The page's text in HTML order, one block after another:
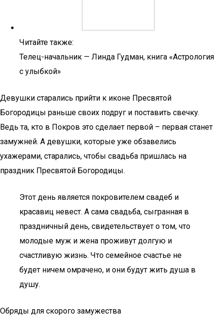
Читайте также:
Телец-начальник — Линда Гудман, книга «Астрология
с улыбкой»
Девушки старались прийти к иконе Пресвятой
Богородицы раньше своих подруг и поставить свечку.
Ведь та, кто в Покров это сделает первой – первая станет
замужней. А девушки, которые уже обзавелись
ухажерами, старались, чтобы свадьба пришлась на
праздник Пресвятой Богородицы.
Этот день является покровителем свадеб и
красавиц невест. А сама свадьба, сыгранная в
праздничный день, свидетельствует о том, что
молодые муж и жена проживут долгую и
счастливую жизнь. Что семейное счастье не
будет ничем омрачено, и они будут жить душа в
душу.
Обряды для скорого замужества